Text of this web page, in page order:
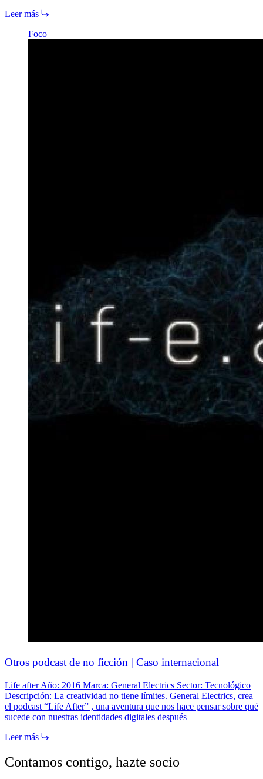
Leer más
Foco
Otros podcast de no ficción | Caso internacional
Life after Año: 2016 Marca: General Electrics Sector: Tecnológico
Descripción: La creatividad no tiene límites. General Electrics, crea
el podcast “Life After” , una aventura que nos hace pensar sobre qué
sucede con nuestras identidades digitales después
Leer más
Contamos contigo, hazte socio